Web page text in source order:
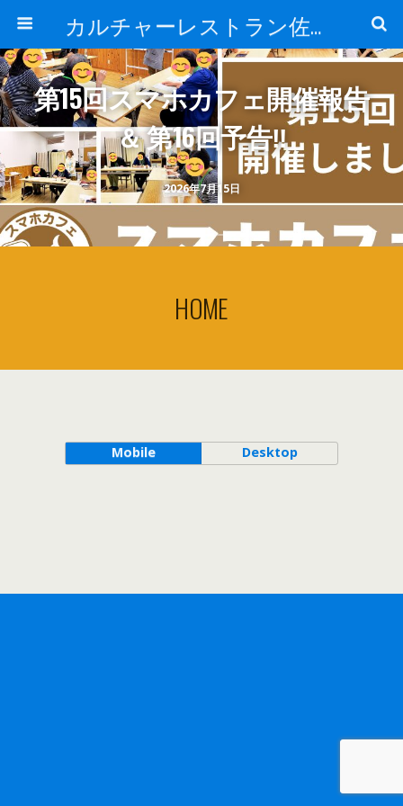
カルチャーレストラン佐久平校
2026年7月15日
第15回スマホカフェ開催報告
＆ 第16回予告‼
HOME
Mobile Desktop